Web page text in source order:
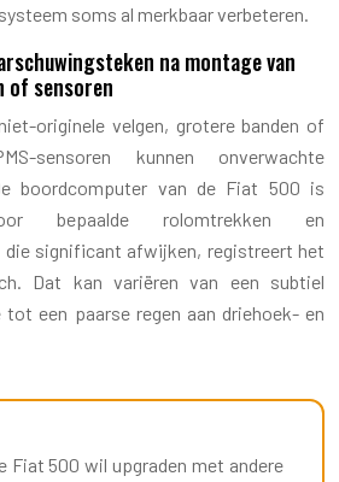
soms al merkbaar verbeteren.
na montage van
of sensoren
originele velgen, grotere banden of
sensoren kunnen onverwachte
boordcomputer van de Fiat 500 is
bepaalde rolomtrekken en
die significant afwijken, registreert het
Dat kan variëren van een subtiel
tot een paarse regen aan driehoek- en
Fiat 500 wil upgraden met andere